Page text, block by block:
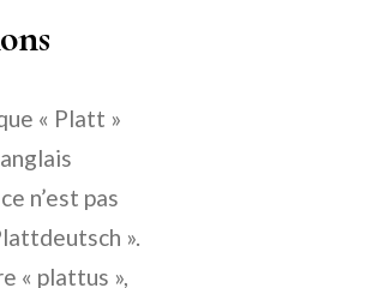
« Platt »
n’est pas
».
« plattus »,